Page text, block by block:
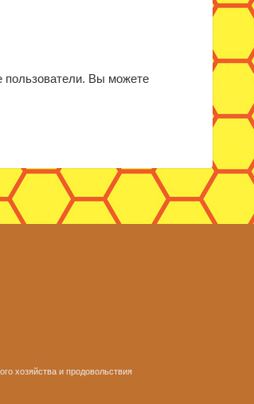
пользователи. Вы можете
хозяйства и продовольствия